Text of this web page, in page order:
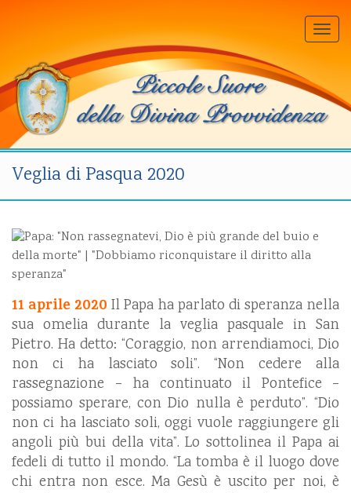
Veglia di Pasqua 2020
11 aprile 2020 Il Papa ha parlato di speranza nella
sua omelia durante la veglia pasquale in San
Pietro. Ha detto: “Coraggio, non arrendiamoci, Dio
non ci ha lasciato soli”. “Non cedere alla
rassegnazione – ha continuato il Pontefice –
possiamo sperare, con Dio nulla è perduto”. “Dio
non ci ha lasciato soli, oggi vuole raggiungere gli
angoli più bui della vita”. Lo sottolinea il Papa ai
fedeli di tutto il mondo. “La tomba è il luogo dove
chi entra non esce. Ma Gesù è uscito per noi, è